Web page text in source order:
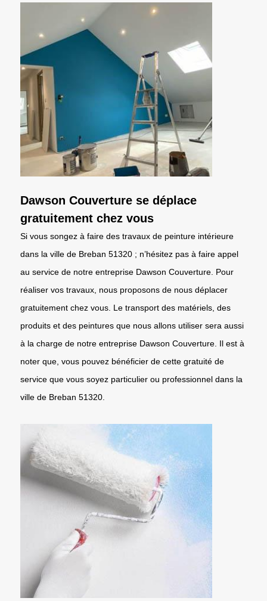
Dawson Couverture se déplace
gratuitement chez vous
Si vous songez à faire des travaux de peinture intérieure
dans la ville de Breban 51320 ; n’hésitez pas à faire appel
au service de notre entreprise Dawson Couverture. Pour
réaliser vos travaux, nous proposons de nous déplacer
gratuitement chez vous. Le transport des matériels, des
produits et des peintures que nous allons utiliser sera aussi
à la charge de notre entreprise Dawson Couverture. Il est à
noter que, vous pouvez bénéficier de cette gratuité de
service que vous soyez particulier ou professionnel dans la
ville de Breban 51320.